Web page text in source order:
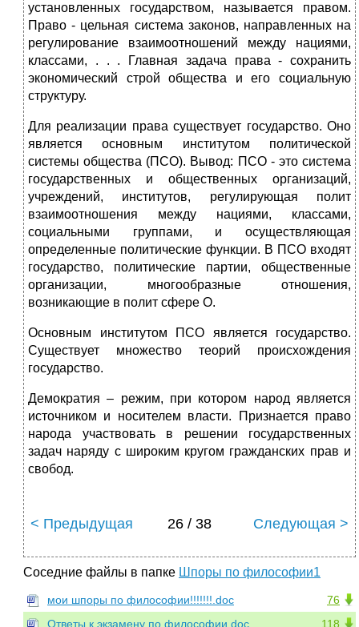
установленных государством, называется правом.
Право - цельная система законов, направленных на
регулирование взаимоотношений между нациями,
классами, . . . Главная задача права - сохранить
экономический строй общества и его социальную
структуру.
Для реализации права существует государство. Оно
является основным институтом политической
системы общества (ПСО). Вывод: ПСО - это система
государственных и общественных организаций,
учреждений, институтов, регулирующая полит
взаимоотношения между нациями, классами,
социальными группами, и осуществляющая
определенные политические функции. В ПСО входят
государство, политические партии, общественные
организации, многообразные отношения,
возникающие в полит сфере О.
Основным институтом ПСО является государство.
Существует множество теорий происхождения
государство.
Демократия – режим, при котором народ является
источником и носителем власти. Признается право
народа участвовать в решении государственных
задач наряду с широким кругом гражданских прав и
свобод.
< Предыдущая 26 / 38 Следующая >
Соседние файлы в папке Шпоры по философии1
76
мои шпоры по философии!!!!!!!.doc
118
Ответы к экзамену по философии.doc